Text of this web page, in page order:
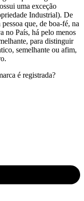
uma exceção
Industrial). De
que, de boa-fé, na
no País, há pelo menos
para distinguir
semelhante ou afim,
é registrada?